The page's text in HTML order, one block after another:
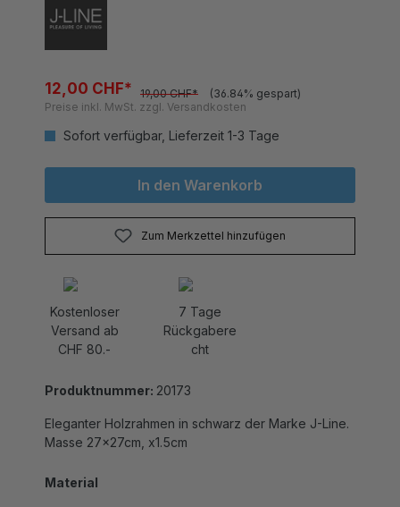
12,00 CHF* 19,00 CHF*
(36.84% gespart)
Preise inkl. MwSt. zzgl. Versandkosten
Sofort verfügbar, Lieferzeit 1-3 Tage
In den Warenkorb
Zum Merkzettel hinzufügen
Kostenloser
Versand ab
CHF 80.-
7 Tage
Rückgabere
cht
Produktnummer: 20173
Eleganter Holzrahmen in schwarz der Marke J-Line.
Masse 27x27cm, x1.5cm
Material